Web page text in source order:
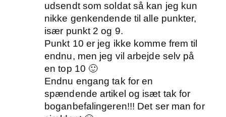
udsendt som soldat så kan jeg kun
nikke genkendende til alle punkter,
især punkt 2 og 9.
Punkt 10 er jeg ikke komme frem til
endnu, men jeg vil arbejde selv på
en top 10 🙂
Endnu engang tak for en
spændende artikel og isæt tak for
boganbefalingeren!!! Det ser man for